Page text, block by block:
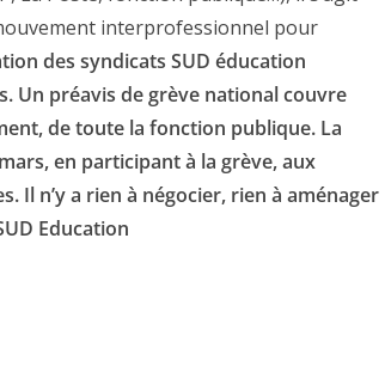
interprofessionnel pour
des syndicats SUD éducation
Un préavis de grève national couvre
de toute la fonction publique. La
en participant à la grève, aux
Il n’y a rien à négocier, rien à aménager
Education